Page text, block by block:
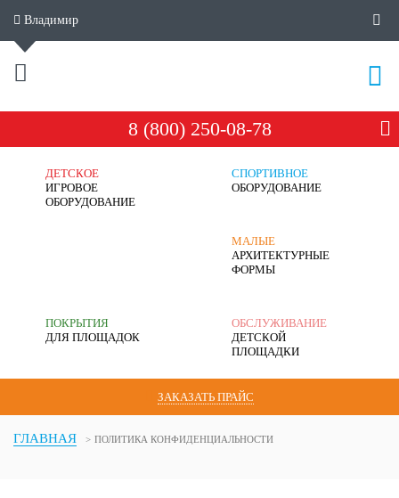
Владимир
8 (800) 250-08-78
ДЕТСКОЕ
ИГРОВОЕ
ОБОРУДОВАНИЕ
СПОРТИВНОЕ
ОБОРУДОВАНИЕ
МАЛЫЕ
АРХИТЕКТУРНЫЕ
ФОРМЫ
ПОКРЫТИЯ
ДЛЯ ПЛОЩАДОК
ОБСЛУЖИВАНИЕ
ДЕТСКОЙ
ПЛОЩАДКИ
ЗАКАЗАТЬ ПРАЙС
ГЛАВНАЯ ПОЛИТИКА КОНФИДЕНЦИАЛЬНОСТИ